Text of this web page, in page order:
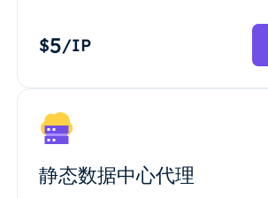
$5/IP
静态数据中心代理